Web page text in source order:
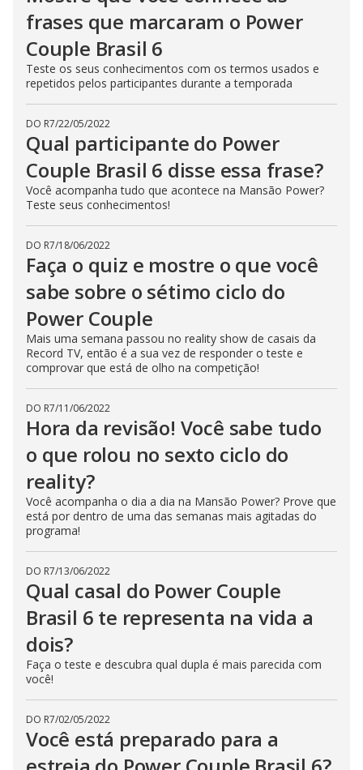
frases que marcaram o Power
Couple Brasil 6
Teste os seus conhecimentos com os termos usados e
repetidos pelos participantes durante a temporada
DO R7/22/05/2022
Qual participante do Power
Couple Brasil 6 disse essa frase?
Você acompanha tudo que acontece na Mansão Power?
Teste seus conhecimentos!
DO R7/18/06/2022
Faça o quiz e mostre o que você
sabe sobre o sétimo ciclo do
Power Couple
Mais uma semana passou no reality show de casais da
Record TV, então é a sua vez de responder o teste e
comprovar que está de olho na competição!
DO R7/11/06/2022
Hora da revisão! Você sabe tudo
o que rolou no sexto ciclo do
reality?
Você acompanha o dia a dia na Mansão Power? Prove que
está por dentro de uma das semanas mais agitadas do
programa!
DO R7/13/06/2022
Qual casal do Power Couple
Brasil 6 te representa na vida a
dois?
Faça o teste e descubra qual dupla é mais parecida com
você!
DO R7/02/05/2022
Você está preparado para a